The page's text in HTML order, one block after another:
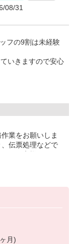
08/31
フの9割は未経験
いきますので安心
も質問して下さい
業をお願いしま
伝票処理などで
月)